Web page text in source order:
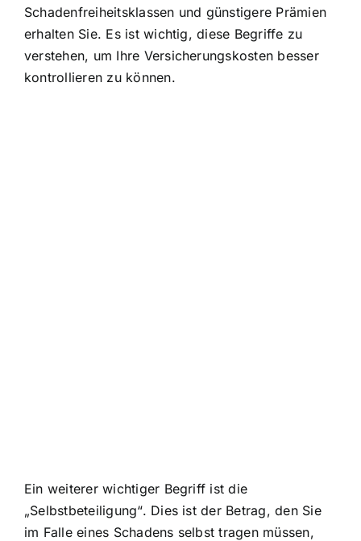
Schadenfreiheitsklassen und günstigere Prämien
erhalten Sie. Es ist wichtig, diese Begriffe zu
verstehen, um Ihre Versicherungskosten besser
kontrollieren zu können.
Ein weiterer wichtiger Begriff ist die
„Selbstbeteiligung“. Dies ist der Betrag, den Sie
im Falle eines Schadens selbst tragen müssen,